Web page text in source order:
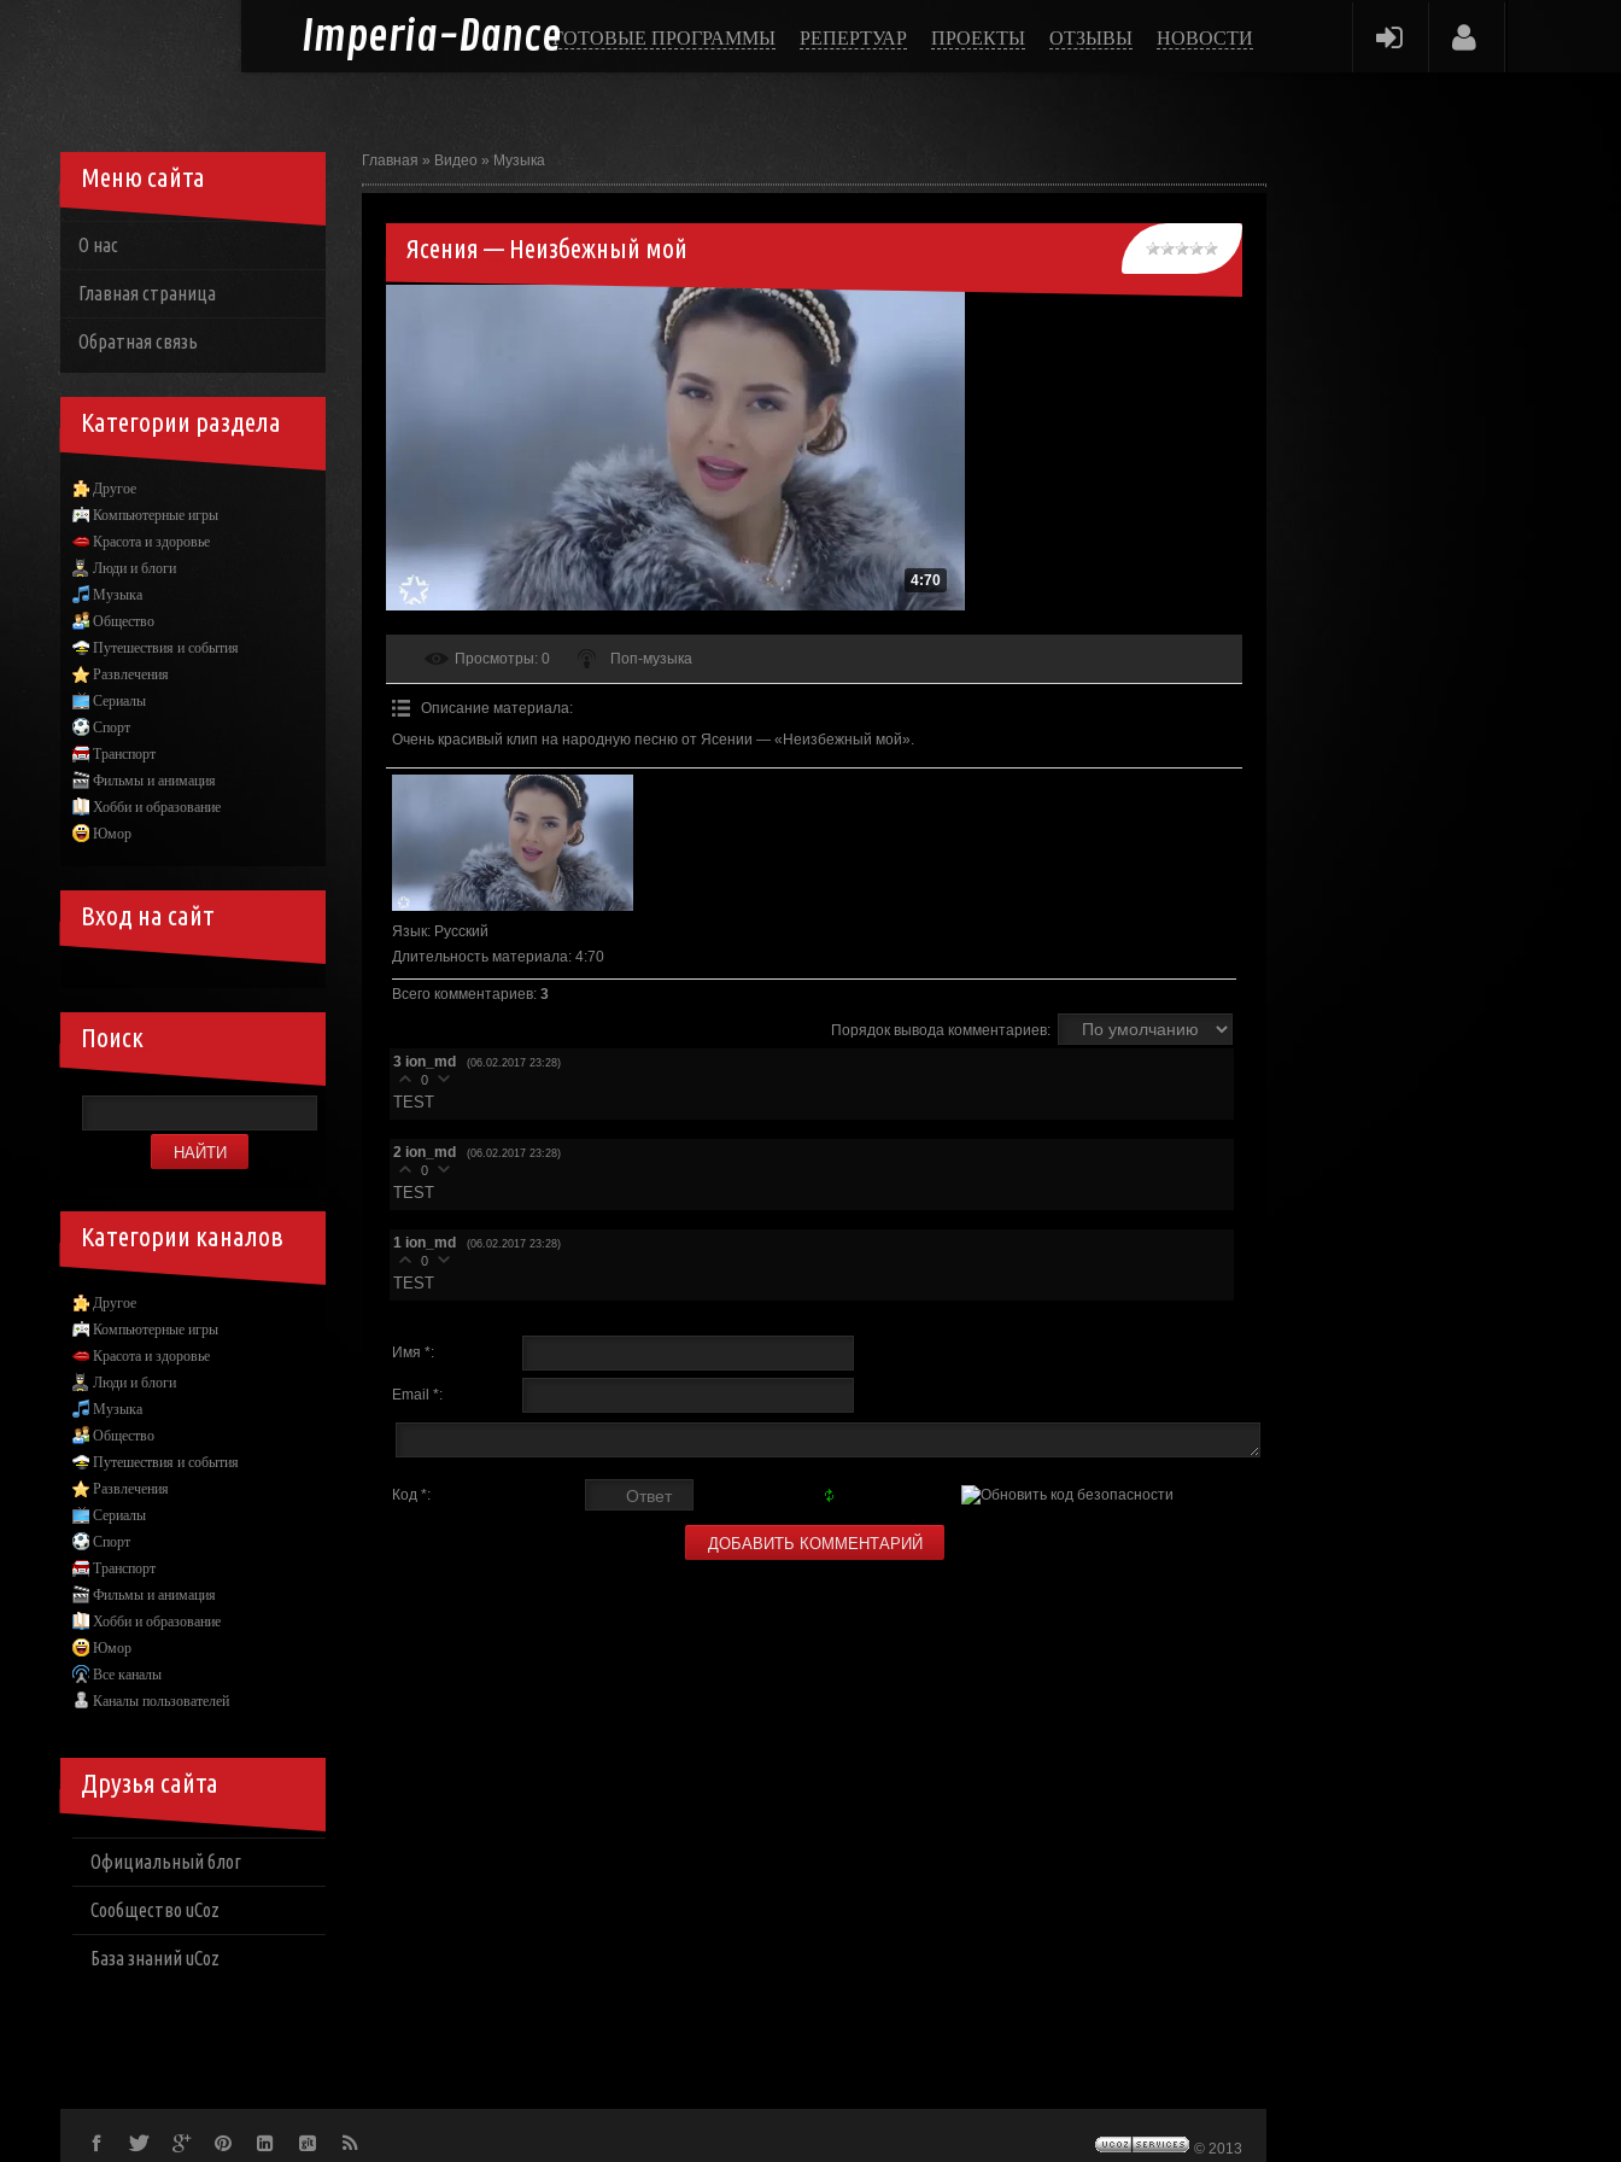
Imperia-DanceГОТОВЫЕ ПРОГРАММЫ РЕПЕРТУАР ПРОЕКТЫ ОТЗЫВЫ НОВОСТИ
Главная » Видео » Музыка
Ясения — Неизбежный мой
4:70
Просмотры: 0 Поп-музыка
Описание материала:
Очень красивый клип на народную песню от Ясении — «Неизбежный мой».
Язык: Русский
Длительность материала: 4:70
Всего комментариев: 3
Порядок вывода комментариев:
3 ion_md (06.02.2017 23:28)
0
TEST
2 ion_md (06.02.2017 23:28)
0
TEST
1 ion_md (06.02.2017 23:28)
0
TEST
Имя *:
Email *:
Код *:
Меню сайта
О нас
Главная страница
Обратная связь
Категории раздела
Другое
Компьютерные игры
Красота и здоровье
Люди и блоги
Музыка
Общество
Путешествия и события
Развлечения
Сериалы
Спорт
Транспорт
Фильмы и анимация
Хобби и образование
Юмор
Вход на сайт
Поиск
Категории каналов
Другое
Компьютерные игры
Красота и здоровье
Люди и блоги
Музыка
Общество
Путешествия и события
Развлечения
Сериалы
Спорт
Транспорт
Фильмы и анимация
Хобби и образование
Юмор
Все каналы
Каналы пользователей
Друзья сайта
Официальный блог
Сообщество uCoz
База знаний uCoz
© 2013